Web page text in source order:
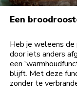
Een
Heb je weleens
door iets anders
een
blijft. Met deze
zonder te